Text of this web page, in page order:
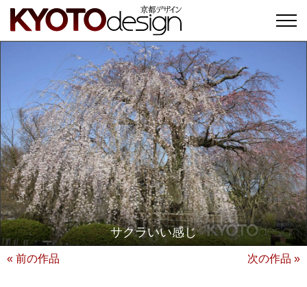
サクラいい感じ
« 前の作品 次の作品 »